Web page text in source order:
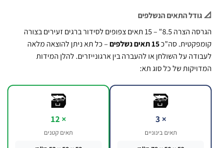
התאים הנשלפים
הגרסה הצרה 8.5" – 15 תאים צפופים לסידור ברגים זעירים בצורה
סה"כ15 תאים נשלפים
– כל תא ניתן להוצאה מלאה
על השולחן או להעברה בין ארגונייזרים. להלן המידות
של כל סוג תא:
תאים בינוניים תאים קטנים